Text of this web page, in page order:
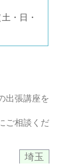
・日・
出張講座を
ご相談くだ
埼玉